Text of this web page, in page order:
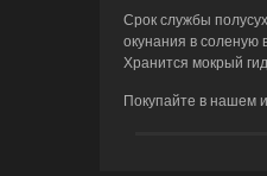
Срок службы
окунания в соленую
Хранится мокрый
Покупайте в нашем